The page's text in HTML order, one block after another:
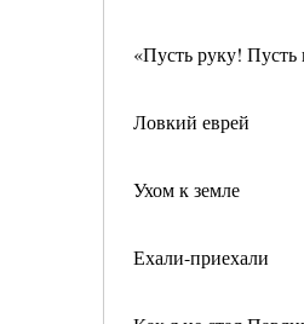
«Пусть руку! Пусть
Ловкий еврей
Ухом к земле
Ехали-приехали